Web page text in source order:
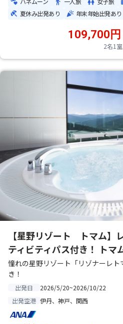
夏休み出発あり
年末年始出発あり
2名1
109,700円
【星野リゾート トマム】
ティビティパス付き！ トマ
憧れの星野リゾート「リゾナーレ
き！
出発日
2026/5/20~2026/10/22
出発空港 伊丹、神戸、関西